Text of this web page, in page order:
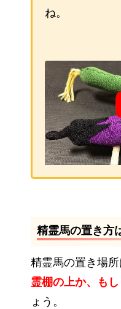
ね。
精霊馬の置き方
精霊馬の置き場所
霊棚の上か、も
ょう。